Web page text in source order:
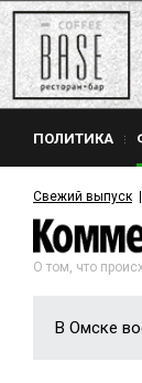
ПОЛИТИКА
Свежий выпуск
О том, что
В Омске